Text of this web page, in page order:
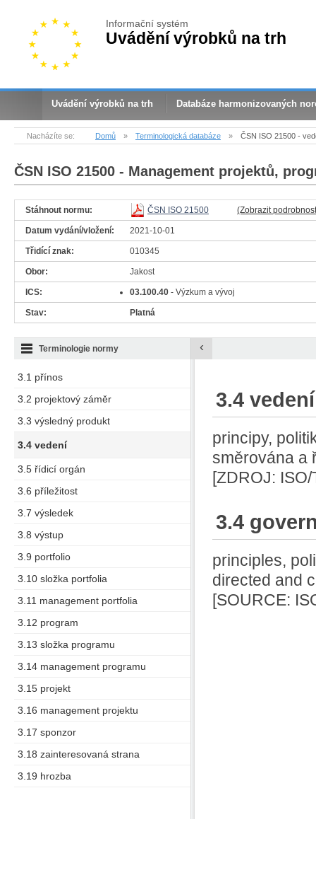
Informační systém
Uvádění výrobků na trh
Uvádění výrobků na trh Databáze harmonizovaných
Nacházíte se: Domů » Terminologická databáze » ČSN ISO 21500 -
ČSN ISO 21500 - Management projektů,
Stáhnout normu: ČSN ISO 21500 (Zobrazit
Datum vydání/vložení: 2021-10-01
Třidící znak: 010345
Obor: Jakost
ICS: 03.100.40 - Výzkum a vývoj
Stav: Platná
3.1 přínos
3.2 projektový záměr
3.3 výsledný produkt
3.4 vedení
3.5 řídicí orgán
3.6 příležitost
3.7 výsledek
3.8 výstup
3.9 portfolio
3.10 složka portfolia
3.11 management portfolia
3.12 program
3.13 složka programu
3.14 management programu
3.15 projekt
3.16 management projektu
3.17 sponzor
3.18 zainteresovaná strana
3.19 hrozba
Terminologie normy ‹
3.4 vedení
principy,
směrována a
[ZDROJ:
3.4
principles,
directed and
[SOURCE: